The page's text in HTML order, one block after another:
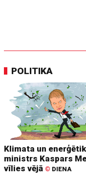
POLITIKA
Klimata un
ministrs Kaspars
vīlies vējā © DIENA